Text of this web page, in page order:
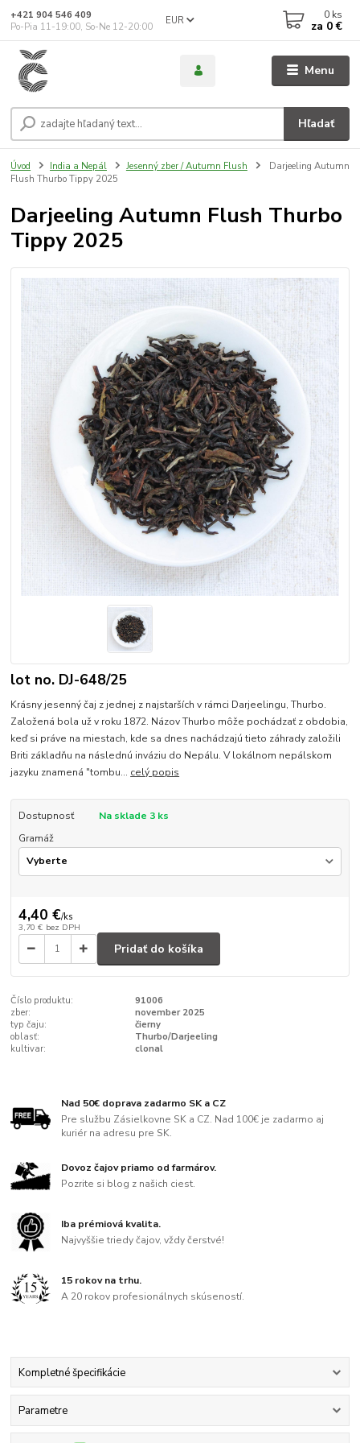
Menu
EUR
Hľadať
+421 904 546 409
Po-Pia 11-19:00, So-Ne 12-20:00
0 ks
za 0 €
Úvod India a Nepál Jesenný zber / Autumn Flush
Darjeeling Autumn
Flush Thurbo Tippy 2025
Darjeeling Autumn Flush Thurbo
Tippy 2025
lot no. DJ-648/25
Krásny jesenný čaj z jednej z najstarších v rámci Darjeelingu, Thurbo.
Založená bola už v roku 1872. Názov Thurbo môže pochádzať z obdobia,
keď si práve na miestach, kde sa dnes nachádzajú tieto záhrady založili
Briti základňu na následnú inváziu do Nepálu. V lokálnom nepálskom
jazyku znamená "tombu... celý popis
Dostupnosť
Na sklade 3 ks
Gramáž
4,40 €/ks
3,70 € bez DPH
Pridať do košíka
Číslo produktu:
91006
zber:
november 2025
typ čaju:
čierny
oblasť:
Thurbo/Darjeeling
kultivar:
clonal
Nad 50€ doprava zadarmo SK a CZ
Pre službu Zásielkovne SK a CZ. Nad 100€ je zadarmo aj
kuriér na adresu pre SK.
Dovoz čajov priamo od farmárov.
Pozrite si blog z našich ciest.
Iba prémiová kvalita.
Najvyššie triedy čajov, vždy čerstvé!
15 rokov na trhu.
A 20 rokov profesionálnych skúseností.
Kompletné špecifikácie
Parametre